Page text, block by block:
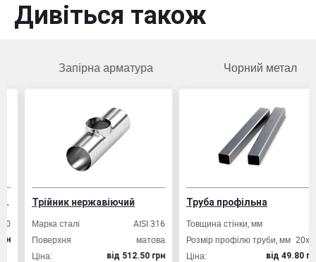
Дивіться також
Запірна арматура
Трійник нержавіючий
Марка сталі
AISI 316
Поверхня
матова
Ціна:
вiд 512.50 грн
Чорний метал
Труба профільна
Товщина стінки, мм
Розмір профілю труби, мм
20х20
Ціна:
вiд 49.80 грн